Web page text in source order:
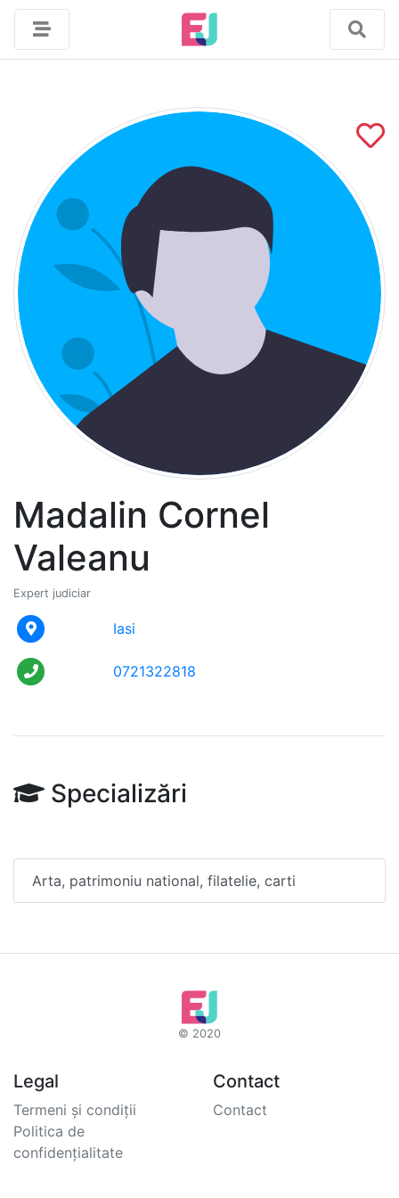
Madalin Cornel
Valeanu
Expert judiciar
Iasi
0721322818
Specializări
Arta, patrimoniu national, filatelie, carti
© 2020
Legal
Termeni și condiții
Politica de
confidențialitate
Contact
Contact